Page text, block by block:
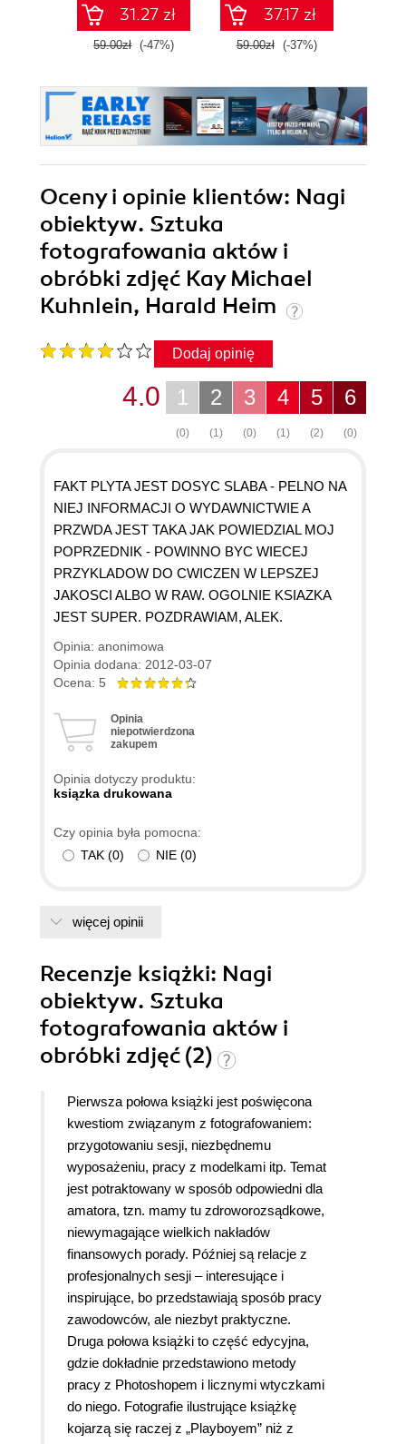
31.27 zł
59.00zł (-47%)
37.17 zł
59.00zł (-37%)
Oceny i opinie klientów: Nagi
obiektyw. Sztuka
fotografowania aktów i
obróbki zdjęć Kay Michael
Kuhnlein, Harald Heim
Dodaj opinię
6
(0)
5
(2)
4
(1)
3
(0)
2
(1)
1
(0)
4.0
FAKT PLYTA JEST DOSYC SLABA - PELNO NA
NIEJ INFORMACJI O WYDAWNICTWIE A
PRZWDA JEST TAKA JAK POWIEDZIAL MOJ
POPRZEDNIK - POWINNO BYC WIECEJ
PRZYKLADOW DO CWICZEN W LEPSZEJ
JAKOSCI ALBO W RAW. OGOLNIE KSIAZKA
JEST SUPER. POZDRAWIAM, ALEK.
Opinia: anonimowa
Opinia dodana: 2012-03-07
Ocena: 5
Opinia
niepotwierdzona
zakupem
Opinia dotyczy produktu:
ksiązka drukowana
Czy opinia była pomocna:
TAK (0) NIE (0)
więcej opinii
Recenzje książki: Nagi
obiektyw. Sztuka
fotografowania aktów i
obróbki zdjęć (2)
Pierwsza połowa książki jest poświęcona
kwestiom związanym z fotografowaniem:
przygotowaniu sesji, niezbędnemu
wyposażeniu, pracy z modelkami itp. Temat
jest potraktowany w sposób odpowiedni dla
amatora, tzn. mamy tu zdroworozsądkowe,
niewymagające wielkich nakładów
finansowych porady. Później są relacje z
profesjonalnych sesji – interesujące i
inspirujące, bo przedstawiają sposób pracy
zawodowców, ale niezbyt praktyczne.
Druga połowa książki to część edycyjna,
gdzie dokładnie przedstawiono metody
pracy z Photoshopem i licznymi wtyczkami
do niego. Fotografie ilustrujące książkę
kojarzą się raczej z „Playboyem” niż z